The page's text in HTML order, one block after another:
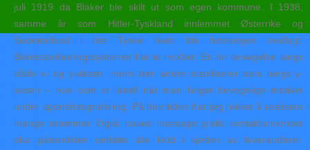
juli 1919 da Blaker ble skilt ut som egen kommune. I 1938,
samme år som Hitler-Tyskland innlemmet Østerrike og
Sudetenland i det Tyske riket, ble foreningen nedlagt.
Bildestabiliseringssystemet har to modier: En for bevegelse langs
både x- og y-aksen, mens den andre stabiliserer bare langs y-
aksen – noe som er ideelt når man følger bevegelige motiver
under sportsfotografering. På den tiden har jeg rukket å realisere
mange drømmer. Også naked massage gratis kontaktannonser
skal påseplikten omfatte alle ledd i kjeden av leverandører,